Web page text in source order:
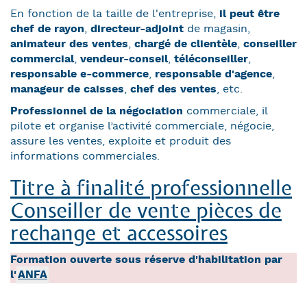
En fonction de la taille de l'entreprise, il peut être
chef de rayon, directeur-adjoint de magasin,
animateur des ventes, chargé de clientèle, conseiller
commercial, vendeur-conseil, téléconseiller,
responsable e-commerce, responsable d'agence,
manageur de caisses, chef des ventes, etc.
Professionnel de la négociation commerciale, il
pilote et organise l’activité commerciale, négocie,
assure les ventes, exploite et produit des
informations commerciales.
Titre à finalité professionnelle
Conseiller de vente pièces de
rechange et accessoires
Formation ouverte sous réserve d'habilitation par
l'ANFA